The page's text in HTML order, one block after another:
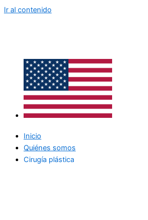
Ir al contenido
Inicio
Quiénes somos
Cirugía plástica